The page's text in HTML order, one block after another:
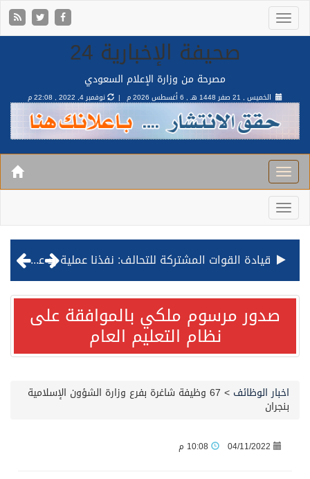
صحيفة الإخبارية 24
مصرحة من وزارة الإعلام السعودي
الخميس , 21 صفر 1448 هـ , 6 أغسطس 2026 م | نوفمبر 4, 2022 , 22:08 م
قيادة القوات المشتركة للتحالف: نفذنا عملية رد عسكري متناسبة لأهداف عسكرية مشروعة تابعة للمليشيا الحوثية الإرهابية في محافظة الحديدة
مصدر مسؤول بالهيئة العامة للنقل: استهداف السفينة السعودية NCC MASA خلال إبحارها في البحر الأحمر نتج عنه إصابة طفيفة في بدنها صدور مرسوم ملكي بالموافقة على
نظام التعليم العام
اخبار الوظائف > 67 وظيفة شاغرة بفرع وزارة الشؤون الإسلامية
بنجران
04/11/2022